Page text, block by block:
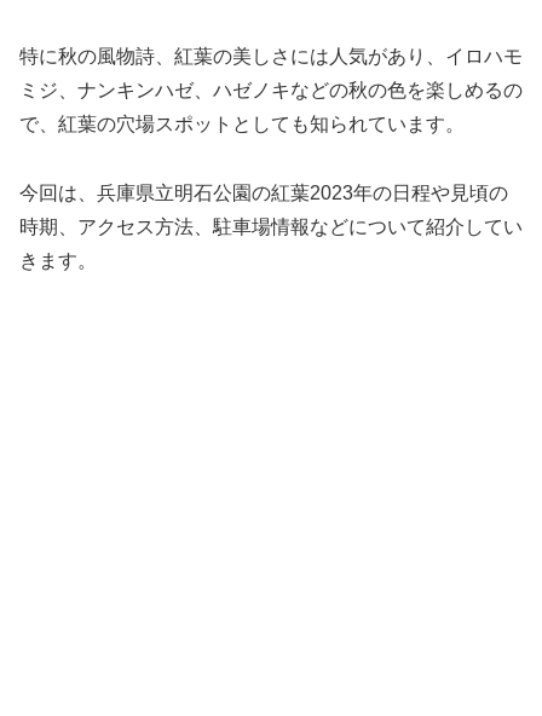
特に秋の風物詩、紅葉の美しさには人気があり、イロハモ
ミジ、ナンキンハゼ、ハゼノキなどの秋の色を楽しめるの
で、紅葉の穴場スポットとしても知られています。
今回は、兵庫県立明石公園の紅葉2023年の日程や見頃の
時期、アクセス方法、駐車場情報などについて紹介してい
きます。